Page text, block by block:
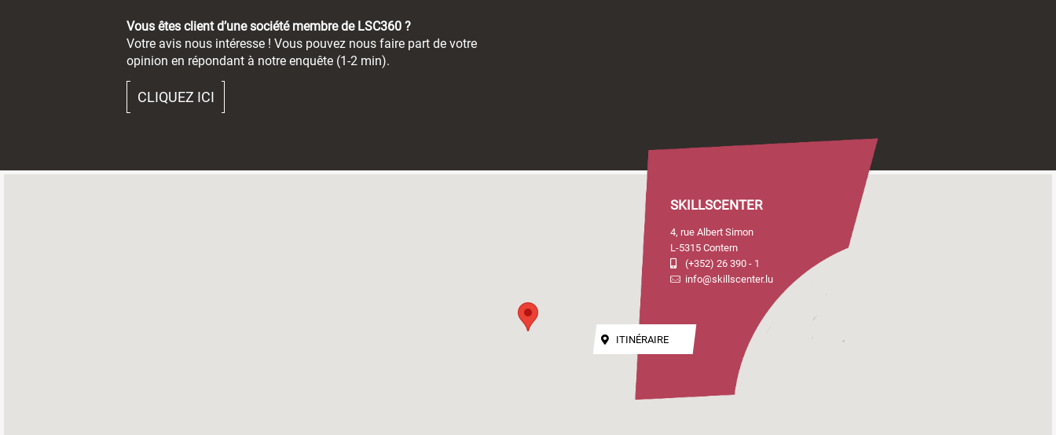
Vous êtes client d’une société membre de LSC360 ?
Votre avis nous intéresse ! Vous pouvez nous faire part de votre
opinion en répondant à notre enquête (1-2 min).
CLIQUEZ ICI
SKILLSCENTER
4, rue Albert Simon
L-5315 Contern
(+352) 26 390 - 1
info@skillscenter.lu
ITINÉRAIRE